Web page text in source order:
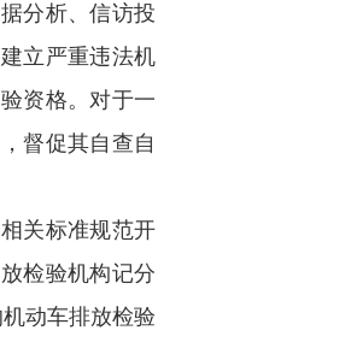
分析、信访投
立严重违法机
资格。对于一
督促其自查自
关标准规范开
检验机构记分
动车排放检验